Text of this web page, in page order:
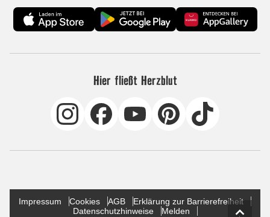
Hier fließt Herzblut
Impressum Cookies AGB
Erklärung zur Barrierefreiheit
Datenschutzhinweise
Melden